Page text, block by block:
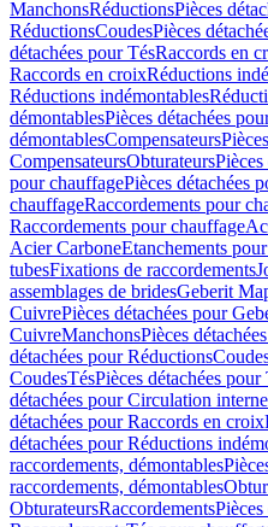
ManchonsRéductionsPièces
RéductionsCoudesPièces
détachées pour TésRaccords en
Raccords en croixRéductions
Réductions indémontables
démontablesPièces détachées
démontablesCompensateurs
CompensateursObturateurs
pour chauffagePièces détachées
chauffageRaccordements pour
Raccordements pour chauffage
Acier CarboneEtanchements
tubesFixations de raccordements
assemblages de bridesGeberit
CuivrePièces détachées pour
CuivreManchonsPièces
détachées pour Réductions
CoudesTésPièces détachées pour
détachées pour Circulation interne
détachées pour Raccords en croix
détachées pour Réductions
raccordements, démontables
raccordements, démontables
ObturateursRaccordements